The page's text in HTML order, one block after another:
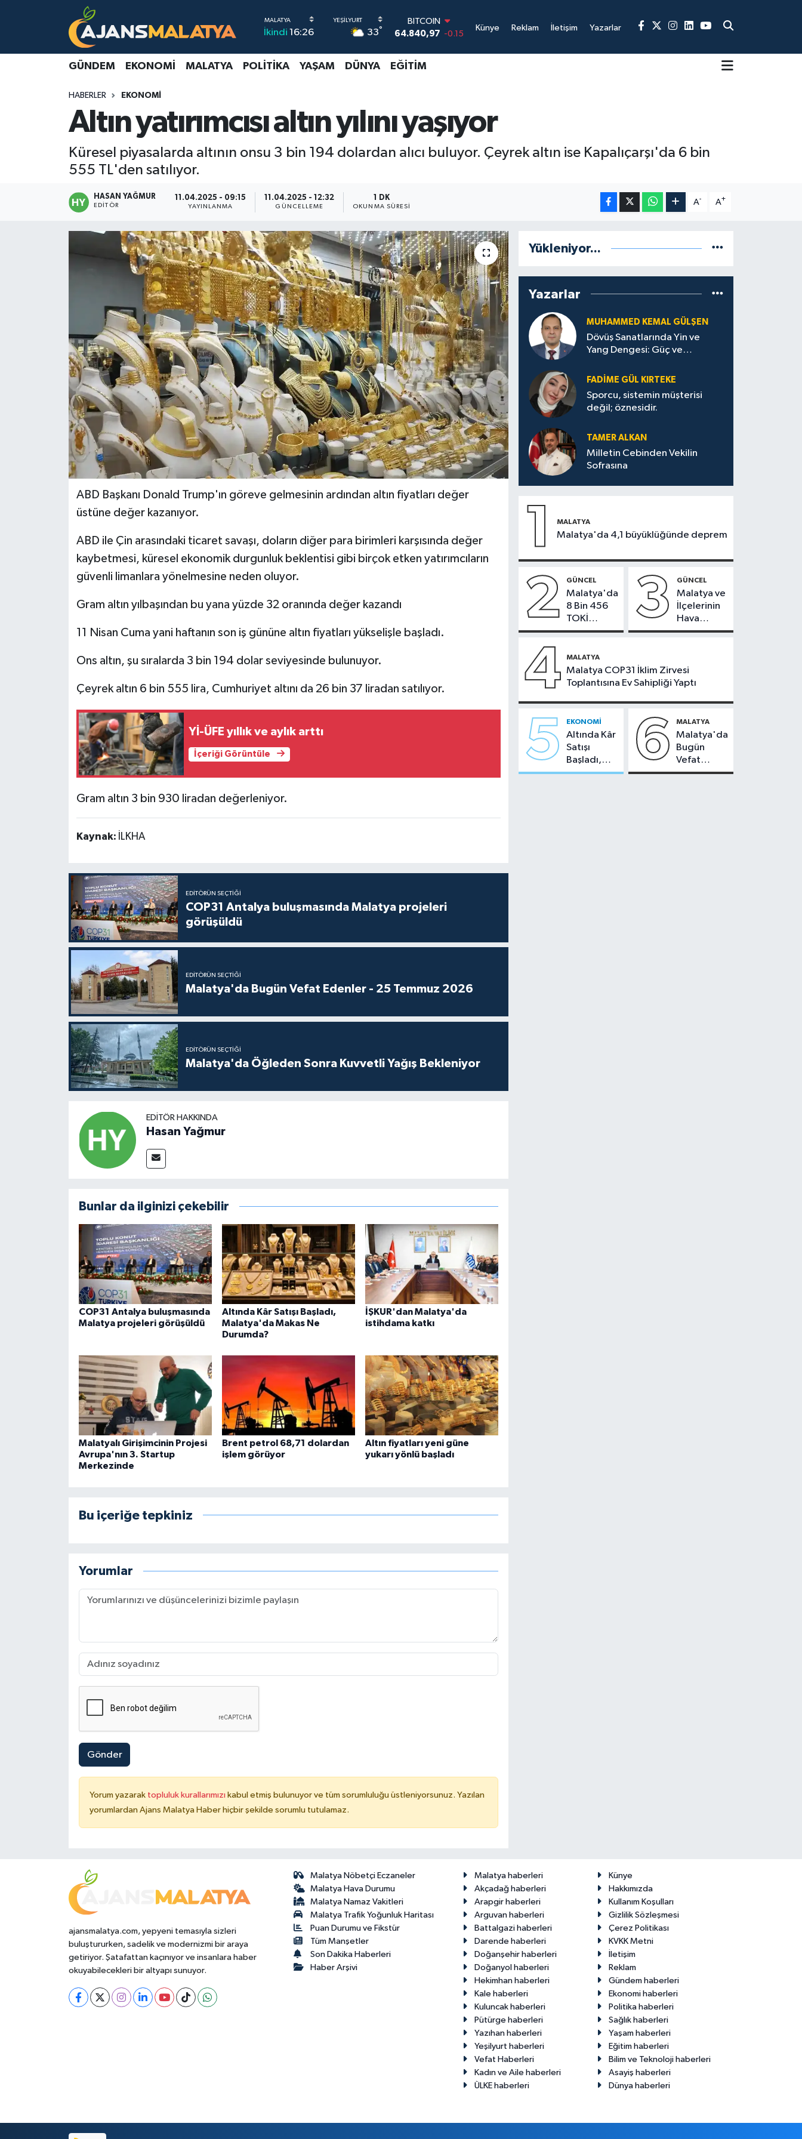
İkindi 16:26 33°
64.840,97 -0.15
DOLAR
EURO
55,2510
6660.55 0
BİST100
13.779
-14
Künye Reklam İletişim Yazarlar
GÜNDEM EKONOMI MALATYA POLITIKA YAŞAM DÜNYA EĞITIM
HABERLER EKONOMI
Altın yatırımcısı altın yılını yaşıyor
Küresel piyasalarda altının onsu 3 bin 194 dolardan alıcı buluyor. Çeyrek altın ise Kapalıçarşı'da 6 bin
555 TL'den satılıyor.
HASAN YAĞMUR
EDITÖR
11.04.2025 - 09:15
YAYINLANMA
11.04.2025 - 12:32
GÜNCELLEME
1 DK
OKUNMA SÜRESI
A- A+
ABD Başkanı Donald Trump'ın göreve gelmesinin ardından altın fiyatları değer
üstüne değer kazanıyor.
ABD ile Çin arasındaki ticaret savaşı, doların diğer para birimleri karşısında değer
kaybetmesi, küresel ekonomik durgunluk beklentisi gibi birçok etken yatırımcıların
güvenli limanlara yönelmesine neden oluyor.
Gram altın yılbaşından bu yana yüzde 32 oranında değer kazandı
11 Nisan Cuma yani haftanın son iş gününe altın fiyatları yükselişle başladı.
Ons altın, şu sıralarda 3 bin 194 dolar seviyesinde bulunuyor.
Çeyrek altın 6 bin 555 lira, Cumhuriyet altını da 26 bin 37 liradan satılıyor.
Yİ-ÜFE yıllık ve aylık arttı
İçeriği Görüntüle
Gram altın 3 bin 930 liradan değerleniyor.
Kaynak: İLKHA
EDITÖRÜN SEÇTIĞI
COP31 Antalya buluşmasında Malatya projeleri
görüşüldü
EDITÖRÜN SEÇTIĞI
Malatya'da Bugün Vefat Edenler - 25 Temmuz 2026
EDITÖRÜN SEÇTIĞI
Malatya'da Öğleden Sonra Kuvvetli Yağış Bekleniyor
EDITÖR HAKKINDA
Hasan Yağmur
Bunlar da ilginizi çekebilir
COP31 Antalya buluşmasında
Malatya projeleri görüşüldü
Altında Kâr Satışı Başladı,
Malatya'da Makas Ne
Durumda?
İŞKUR'dan Malatya'da
istihdama katkı
Malatyalı Girişimcinin Projesi
Avrupa'nın 3. Startup
Merkezinde
Brent petrol 68,71 dolardan
işlem görüyor
Altın fiyatları yeni güne
yukarı yönlü başladı
Bu içeriğe tepkiniz
Yorumlar
Gönder
Yorum yazarak topluluk kurallarımızı kabul etmiş bulunuyor ve tüm sorumluluğu üstleniyorsunuz. Yazılan
yorumlardan Ajans Malatya Haber hiçbir şekilde sorumlu tutulamaz.
Yükleniyor...
Yazarlar
MUHAMMED KEMAL GÜLŞEN
Dövüş Sanatlarında Yin ve
Yang Dengesi: Güç ve
FADIME GÜL KIRTEKE
Sporcu, sistemin müşterisi
değil; öznesidir.
TAMER ALKAN
Milletin Cebinden Vekilin
Sofrasına
1 MALATYA
Malatya'da 4,1 büyüklüğünde deprem
2 GÜNCEL
Malatya'da
8 Bin 456
TOKİ
Konutunun
Bugün
Çekiliyor
3 GÜNCEL
Malatya ve
İlçelerinin
Hava
Durumu -
2026
4 MALATYA
Malatya COP31 İklim Zirvesi
Toplantısına Ev Sahipliği Yaptı
5 EKONOMI
Altında Kâr
Satışı
Başladı,
Malatya'da
6 MALATYA
Malatya'da
Bugün
Vefat
Edenler -
ajansmalatya.com, yepyeni temasıyla sizleri
buluştururken, sadelik ve modernizmi bir araya
getiriyor. Şatafattan kaçınıyor ve insanlara haber
okuyabilecekleri bir altyapı sunuyor.
Malatya Nöbetçi Eczaneler
Malatya Hava Durumu
Malatya Namaz Vakitleri
Malatya Trafik Yoğunluk Haritası
Puan Durumu ve Fikstür
Tüm Manşetler
Son Dakika Haberleri
Haber Arşivi
Malatya haberleri
Künye
Akçadağ haberleri
Hakkımızda
Arapgir haberleri
Kullanım Koşulları
Arguvan haberleri
Gizlilik Sözleşmesi
Battalgazi haberleri
Çerez Politikası
Darende haberleri
KVKK Metni
Doğanşehir haberleri
İletişim
Doğanyol haberleri
Reklam
Hekimhan haberleri
Gündem haberleri
Kale haberleri
Ekonomi haberleri
Kuluncak haberleri
Politika haberleri
Pütürge haberleri
Sağlık haberleri
Yazıhan haberleri
Yaşam haberleri
Yeşilyurt haberleri
Eğitim haberleri
Vefat Haberleri
Bilim ve Teknoloji haberleri
Kadın ve Aile haberleri
Asayiş haberleri
ÜLKE haberleri
Dünya haberleri
Gündem
Teknoloji
Malatya Nöbetçi Eczaneler
Malatya Trafik Yoğunluk Haritası
TFF 3.Lig 2.Grup Puan Durumu ve Fikstür
Tüm Manşetler
Haber Arşivi